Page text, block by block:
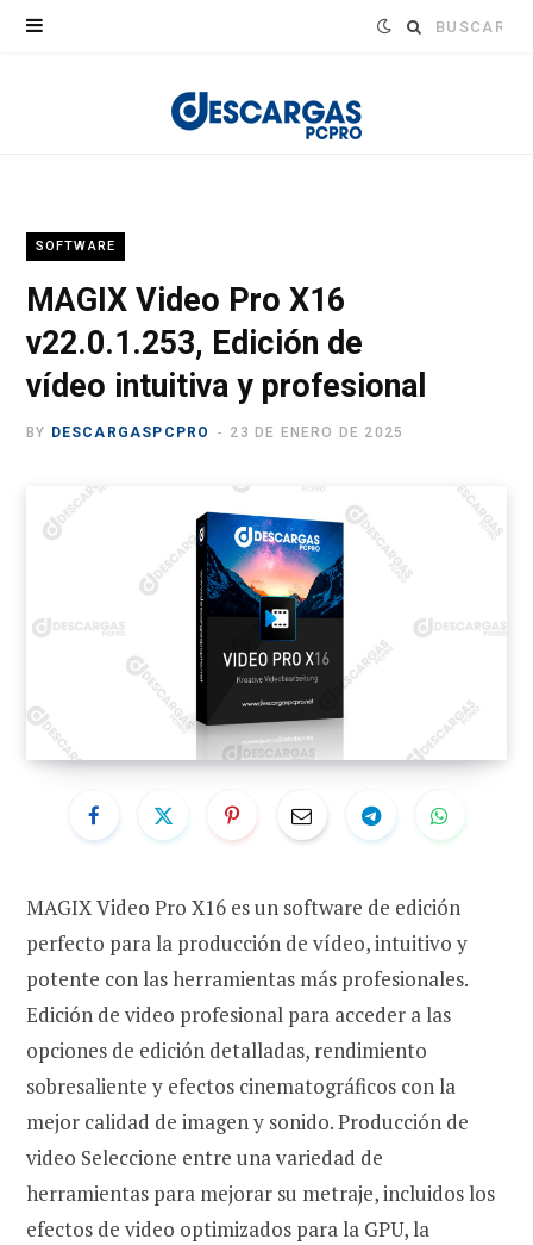
Buscar:
SOFTWARE
MAGIX Video Pro X16
v22.0.1.253, Edición de
vídeo intuitiva y profesional
BY DESCARGASPCPRO 23 DE ENERO DE 2025
MAGIX Video Pro X16 es un software de edición
perfecto para la producción de vídeo, intuitivo y
potente con las herramientas más profesionales.
Edición de video profesional para acceder a las
opciones de edición detalladas, rendimiento
sobresaliente y efectos cinematográficos con la
mejor calidad de imagen y sonido. Producción de
video Seleccione entre una variedad de
herramientas para mejorar su metraje, incluidos los
efectos de video optimizados para la GPU, la